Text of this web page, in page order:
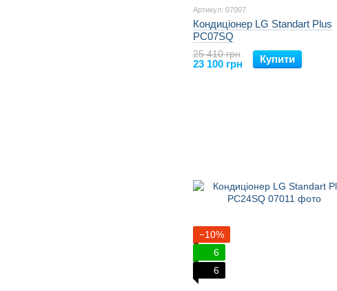
Артикул: 07007
Кондиціонер LG Standart Plus
PC07SQ
25 410 грн
23 100 грн Купити
−10%
6
6